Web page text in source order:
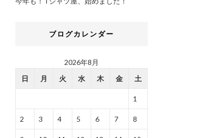
ブログカレンダー
2026年8月
日
月 火 水 木 金 土
1
2 3 4 5 6 7 8